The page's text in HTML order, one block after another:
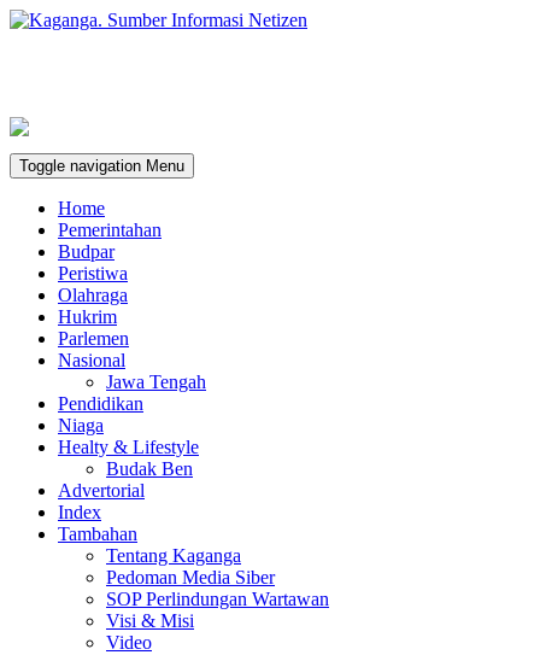
Toggle navigation Menu
Home
Pemerintahan
Budpar
Peristiwa
Olahraga
Hukrim
Parlemen
Nasional
Jawa Tengah
Pendidikan
Niaga
Healty & Lifestyle
Budak Ben
Advertorial
Index
Tambahan
Tentang Kaganga
Pedoman Media Siber
SOP Perlindungan Wartawan
Visi & Misi
Video